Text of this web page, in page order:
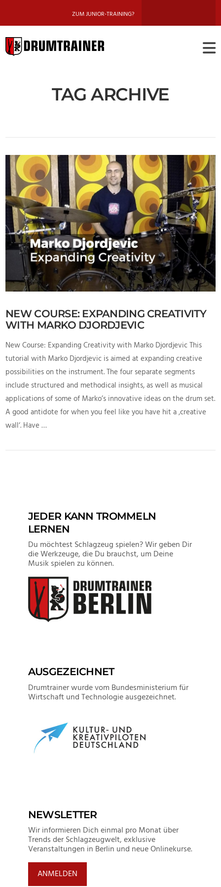
ZUM JUNIOR-TRAINING?
TAG ARCHIVE
NEW COURSE: EXPANDING CREATIVITY
WITH MARKO DJORDJEVIC
New Course: Expanding Creativity with Marko Djordjevic This
tutorial with Marko Djordjevic is aimed at expanding creative
possibilities on the instrument. The four separate segments
include structured and methodical insights, as well as musical
applications of some of Marko’s innovative ideas on the drum set.
A good antidote for when you feel like you have hit a ‚creative
wall‘. Have …
JEDER KANN TROMMELN
LERNEN
Du möchtest Schlagzeug spielen? Wir geben Dir
die Werkzeuge, die Du brauchst, um Deine
Musik spielen zu können.
AUSGEZEICHNET
Drumtrainer wurde vom Bundesministerium für
Wirtschaft und Technologie ausgezeichnet.
NEWSLETTER
Wir informieren Dich einmal pro Monat über
Trends der Schlagzeugwelt, exklusive
Veranstaltungen in Berlin und neue Onlinekurse.
ANMELDEN